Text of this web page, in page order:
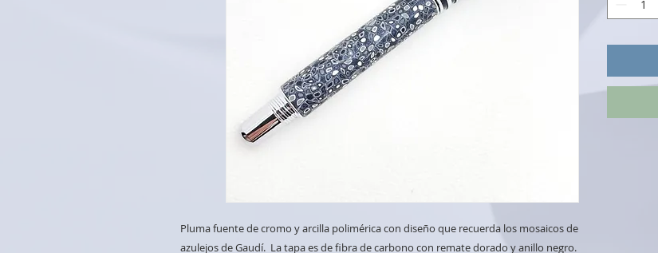
Pluma fuente de cromo y arcilla polimérica con diseño que recuerda los mosaicos de
azulejos de Gaudí. La tapa es de fibra de carbono con remate dorado y anillo negro.